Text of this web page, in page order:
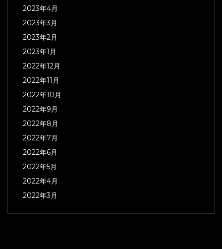
2023年4月
2023年3月
2023年2月
2023年1月
2022年12月
2022年11月
2022年10月
2022年9月
2022年8月
2022年7月
2022年6月
2022年5月
2022年4月
2022年3月